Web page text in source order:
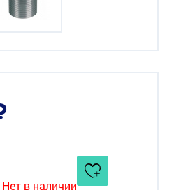
Нет в наличии